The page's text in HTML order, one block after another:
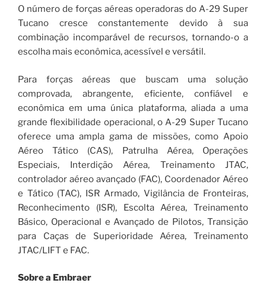
O número de forças aéreas operadoras do A-29 Super
Tucano cresce constantemente devido à sua
combinação incomparável de recursos, tornando-o a
escolha mais econômica, acessível e versátil.
Para forças aéreas que buscam uma solução
comprovada, abrangente, eficiente, confiável e
econômica em uma única plataforma, aliada a uma
grande flexibilidade operacional, o A-29 Super Tucano
oferece uma ampla gama de missões, como Apoio
Aéreo Tático (CAS), Patrulha Aérea, Operações
Especiais, Interdição Aérea, Treinamento JTAC,
controlador aéreo avançado (FAC), Coordenador Aéreo
e Tático (TAC), ISR Armado, Vigilância de Fronteiras,
Reconhecimento (ISR), Escolta Aérea, Treinamento
Básico, Operacional e Avançado de Pilotos, Transição
para Caças de Superioridade Aérea, Treinamento
JTAC/LIFT e FAC.
Sobre a Embraer